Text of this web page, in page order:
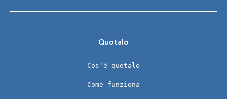
Quotalo
Cos'è quotalo
Come funziona